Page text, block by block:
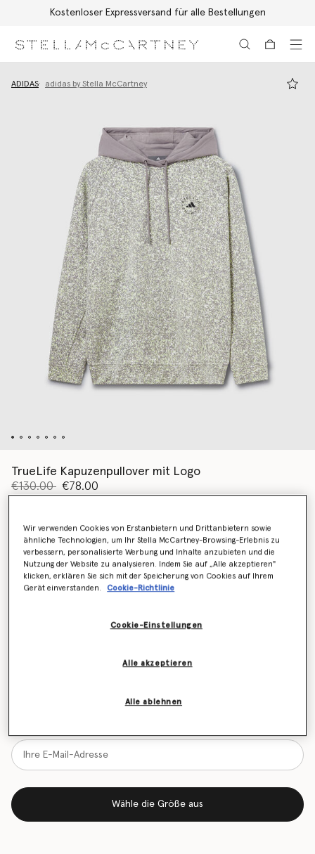
Kostenloser Expressversand für alle Bestellungen
ADIDAS adidas by Stella McCartney
TrueLife Kapuzenpullover mit Logo
Preis reduziert von
€130.00bis
€78.00
Farbe Weiß/Dove Grey/Halo Green
ausgewählt
Wähle die Größe aus
Wir verwenden Cookies von Erstanbietern und Drittanbietern sowie
ähnliche Technologien, um Ihr Stella McCartney-Browsing-Erlebnis zu
verbessern, personalisierte Werbung und Inhalte anzubieten und die
Nutzung der Website zu analysieren. Indem Sie auf „Alle akzeptieren"
klicken, erklären Sie sich mit der Speicherung von Cookies auf Ihrem
Gerät einverstanden.
Cookie-Richtlinie
Cookie-Einstellungen
Alle ablehnen
Alle akzeptieren